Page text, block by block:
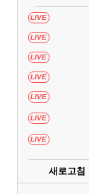
LIVE
LIVE
LIVE
LIVE
LIVE
LIVE
LIVE
새로고침